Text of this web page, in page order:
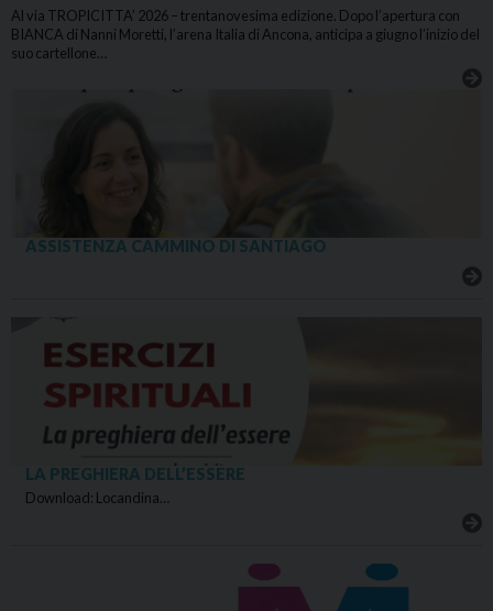
Al via TROPICITTA’ 2026 – trentanovesima edizione. Dopo l’apertura con
BIANCA di Nanni Moretti, l’arena Italia di Ancona, anticipa a giugno l’inizio del
suo cartellone…
ASSISTENZA CAMMINO DI SANTIAGO
LA PREGHIERA DELL’ESSERE
Download: Locandina…